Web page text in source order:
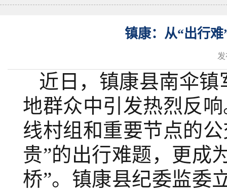
镇康：从“出行
近日，镇康县南伞
地群众中引发热烈反
线村组和重要节点的
贵”的出行难题，更成
桥”。镇康县纪委监委